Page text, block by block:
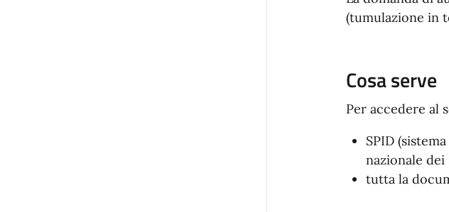
(tumulazione in
Cosa serve
Per accedere al
SPID
nazionale dei
tutta la